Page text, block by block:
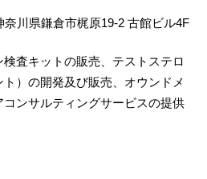
川県鎌倉市梶原19-2 古館ビル4F
査キットの販売、テストステロ
）の開発及び販売、オウンドメ
ンサルティングサービスの提供